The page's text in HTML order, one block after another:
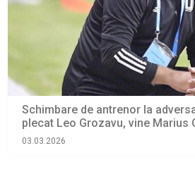
Schimbare de antrenor la
plecat Leo Grozavu, vine Marius
03.03.2026